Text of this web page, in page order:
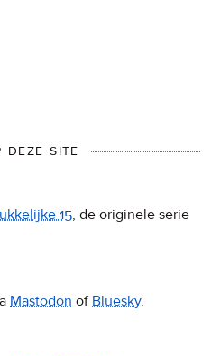
DEZE SITE
15, de originele serie
Mastodon ofBluesky.